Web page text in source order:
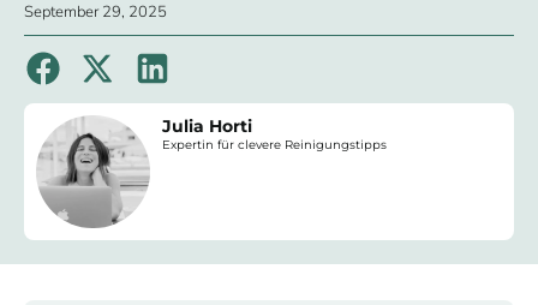
September 29, 2025
Julia Horti
Expertin für clevere Reinigungstipps